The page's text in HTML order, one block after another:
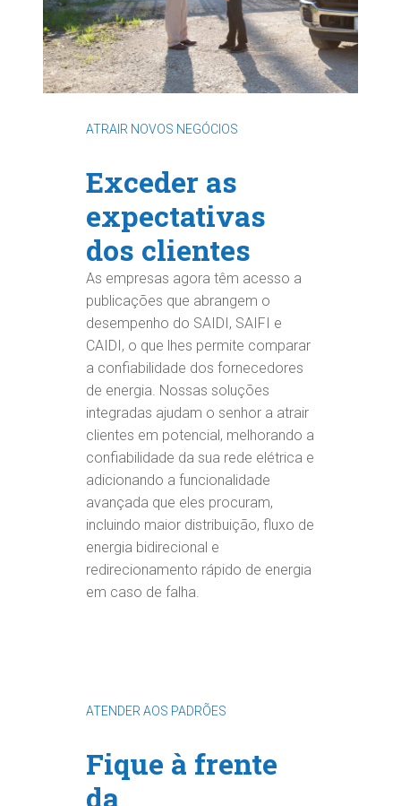
ATRAIR NOVOS NEGÓCIOS
Exceder as
expectativas
dos clientes
As empresas agora têm acesso a
publicações que abrangem o
desempenho do SAIDI, SAIFI e
CAIDI, o que lhes permite comparar
a confiabilidade dos fornecedores
de energia. Nossas soluções
integradas ajudam o senhor a atrair
clientes em potencial, melhorando a
confiabilidade da sua rede elétrica e
adicionando a funcionalidade
avançada que eles procuram,
incluindo maior distribuição, fluxo de
energia bidirecional e
redirecionamento rápido de energia
em caso de falha.
ATENDER AOS PADRÕES
Fique à frente
da